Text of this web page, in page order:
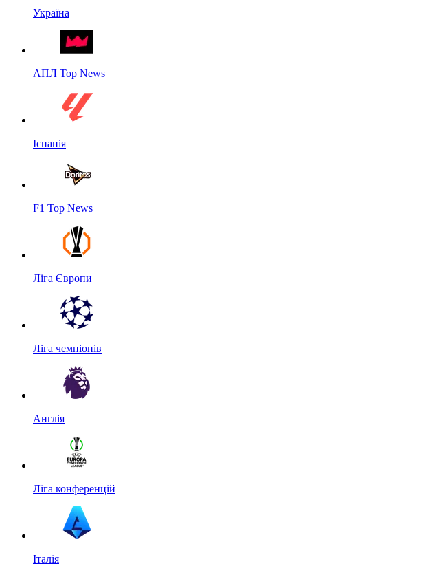
Україна
АПЛ Top News
Іспанія
F1 Top News
Ліга Європи
Ліга чемпіонів
Англія
Ліга конференцій
Італія